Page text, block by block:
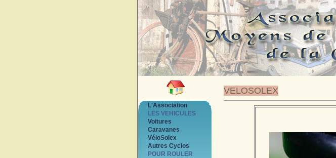
VELOSOLEX
L'Association
LES VEHICULES
Voitures
Caravanes
VéloSolex
Autres Cyclos
POUR ROULER